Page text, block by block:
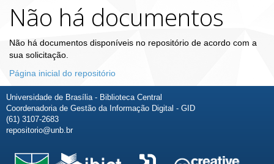
Não há documentos
Não há documentos disponíveis no repositório de acordo com a
sua solicitação.
Página inicial do repositório
Universidade de Brasília - Biblioteca Central
Coordenadoria de Gestão da Informação Digital - GID
(61) 3107-2683
repositorio@unb.br